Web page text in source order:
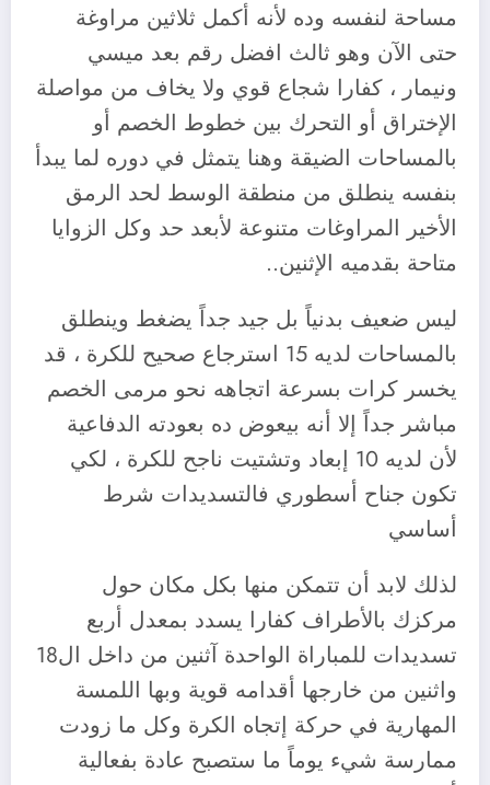
مساحة لنفسه وده لأنه أكمل ثلاثين مراوغة
حتى الآن وهو ثالث افضل رقم بعد ميسي
ونيمار ، كفارا شجاع قوي ولا يخاف من مواصلة
الإختراق أو التحرك بين خطوط الخصم أو
بالمساحات الضيقة وهنا يتمثل في دوره لما يبدأ
بنفسه ينطلق من منطقة الوسط لحد الرمق
الأخير المراوغات متنوعة لأبعد حد وكل الزوايا
متاحة بقدميه الإثنين..
ليس ضعيف بدنياً بل جيد جداً يضغط وينطلق
بالمساحات لديه 15 استرجاع صحيح للكرة ، قد
يخسر كرات بسرعة اتجاهه نحو مرمى الخصم
مباشر جداً إلا أنه بيعوض ده بعودته الدفاعية
لأن لديه 10 إبعاد وتشتيت ناجح للكرة ، لكي
تكون جناح أسطوري فالتسديدات شرط
أساسي
لذلك لابد أن تتمكن منها بكل مكان حول
مركزك بالأطراف كفارا يسدد بمعدل أربع
تسديدات للمباراة الواحدة آثنين من داخل ال18
واثنين من خارجها أقدامه قوية وبها اللمسة
المهارية في حركة إتجاه الكرة وكل ما زودت
ممارسة شيء يوماً ما ستصبح عادة بفعالية